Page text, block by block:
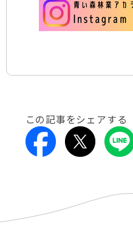
この記事をシェアする